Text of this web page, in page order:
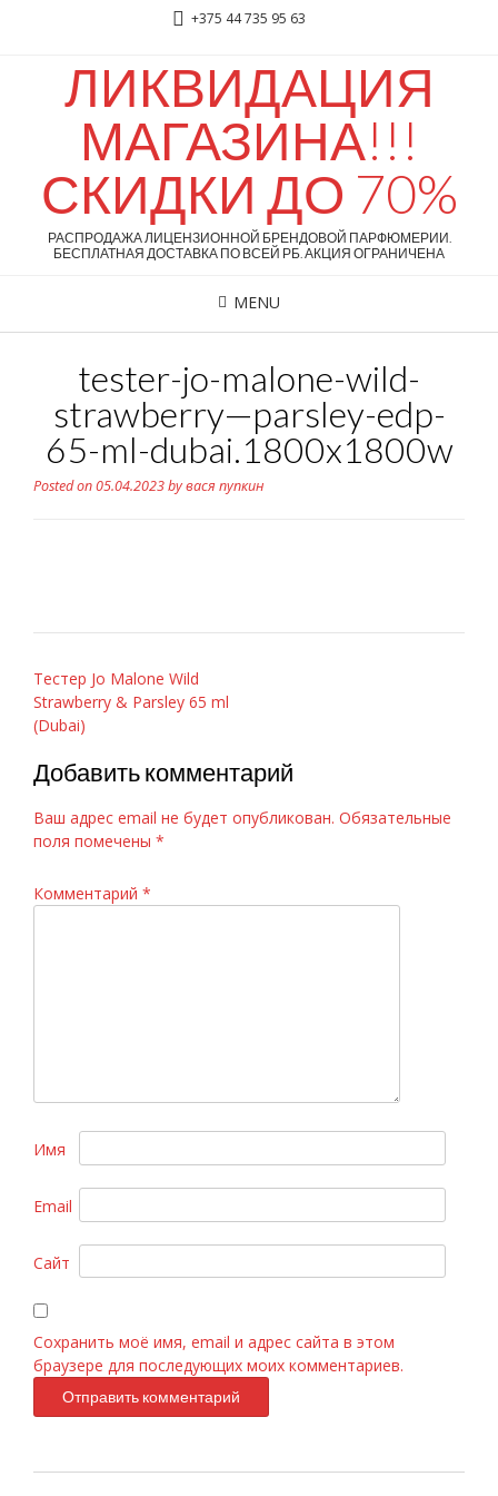
+375 44 735 95 63
ЛИКВИДАЦИЯ
МАГАЗИНА!!!
СКИДКИ ДО 70%
РАСПРОДАЖА ЛИЦЕНЗИОННОЙ БРЕНДОВОЙ ПАРФЮМЕРИИ.
БЕСПЛАТНАЯ ДОСТАВКА ПО ВСЕЙ РБ. АКЦИЯ ОГРАНИЧЕНА
MENU
tester-jo-malone-wild-
strawberry—parsley-edp-
65-ml-dubai.1800x1800w
Posted on05.04.2023byвася пупкин
Навигация
по
записям
Тестер Jo Malone Wild
Strawberry & Parsley 65 ml
(Dubai)
Добавить комментарий
Ваш адрес email не будет опубликован. Обязательные
поля помечены *
Комментарий *
Имя
Email
Сайт
Сохранить моё имя, email и адрес сайта в этом
браузере для последующих моих комментариев.
D&G 3 LImperatrice, 100ml
Chanel «Bleu de Chanel», 100 ml